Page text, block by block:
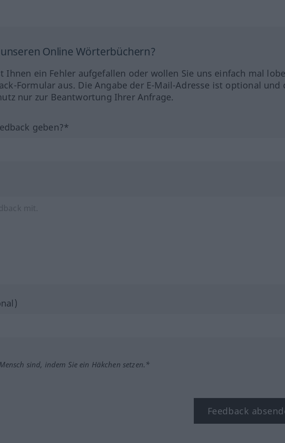
Online Wörterbüchern?
Ihnen ein Fehler aufgefallen oder wollen Sie uns einfach mal
Formular aus. Die Angabe der E-Mail-Adresse ist optional und
nur zur Beantwortung Ihrer Anfrage.
geben?*
sind, indem Sie ein Häkchen setzen.*
Feedback